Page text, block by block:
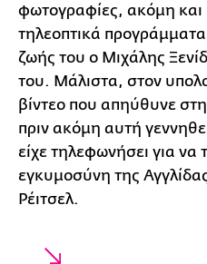
φωτογραφίες, ακόμη και
τηλεοπτικά
ζωής του ο Μιχάλης
του. Μάλιστα, στον
βίντεο που απηύθυνε
πριν ακόμη αυτή
είχε τηλεφωνήσει για να
εγκυμοσύνη της
Ρέιτσελ.